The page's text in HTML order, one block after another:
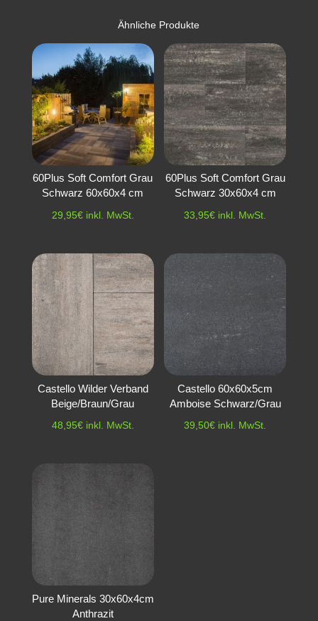
Ähnliche Produkte
60Plus Soft Comfort Grau
Schwarz 60x60x4 cm
29,95€ inkl. MwSt.
60Plus Soft Comfort Grau
Schwarz 30x60x4 cm
33,95€ inkl. MwSt.
Castello Wilder Verband
Beige/Braun/Grau
48,95€ inkl. MwSt.
Castello 60x60x5cm
Amboise Schwarz/Grau
39,50€ inkl. MwSt.
Pure Minerals 30x60x4cm
Anthrazit